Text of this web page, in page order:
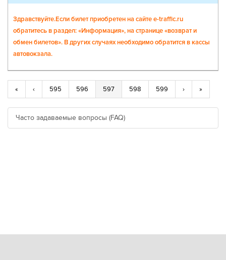
Здравствуйте.Если билет приобретен на сайте e-traffic.ru
обратитесь в раздел: «Информация», на странице «возврат и
обмен билетов». В других случаях необходимо обратится в кассы
автовокзала.
« ‹ 595 596 597 598 599 › »
Часто задаваемые вопросы (FAQ)